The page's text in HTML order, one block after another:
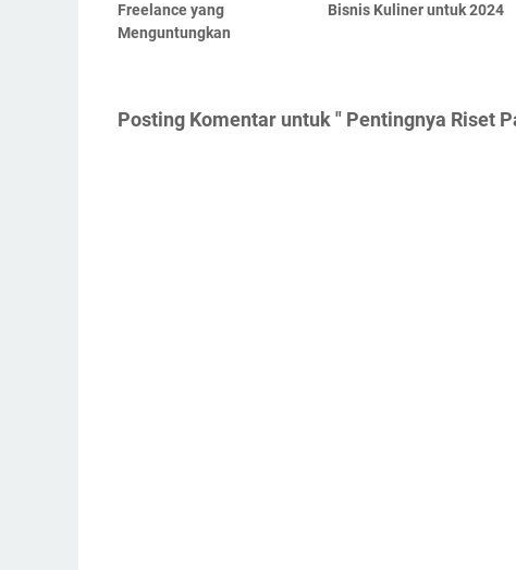
Freelance yang
Menguntungkan
Bisnis Kuliner untuk 2024
Posting Komentar untuk " Pentingnya Riset